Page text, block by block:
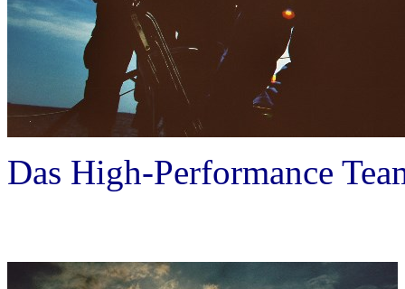
Das High-Performance